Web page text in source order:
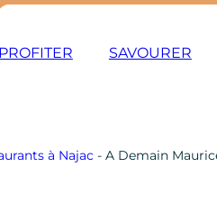
la barre de navigation du
PROFITER SAVOURER
à Najac - A Demain